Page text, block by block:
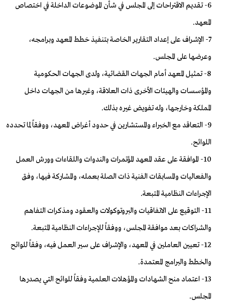
6- تقديم الاقتراحات إلى المجلس في شأن الموضوعات الداخلة في اختصاص
المعهد.
7- الإشراف على إعداد التقارير الخاصة بتنفيذ خطط المعهد وبرامجه،
وعرضها على المجلس.
8- تمثيل المعهد أمام الجهات القضائية، ولدى الجهات الحكومية
والمؤسسات والهيئات الأخرى ذات العلاقة، وغيرها من الجهات داخل
المملكة وخارجها، وله تفويض غيره بذلك.
9- التعاقد مع الخبراء والمستشارين في حدود أغراض المعهد، ووفقاً لما تحدده
اللوائح.
10- الموافقة على عقد المعهد المؤتمرات والندوات واللقاءات وورش العمل
والفعاليات والمسابقات الفنية ذات الصلة بعمله، والمشاركة فيها، وفق
الإجراءات النظامية المتبعة.
11- التوقيع على الاتفاقيات والبروتوكولات والعقود ومذكرات التفاهم
والشراكات بعد موافقة المجلس، ووفقاً للإجراءات النظامية المتبعة.
12- تعيين العاملين في المعهد، والإشراف على سير العمل فيه، وفقاً للوائح
والخطط والبرامج المعتمدة.
13- اعتماد منح الشهادات والمؤهلات العلمية وفقاً للوائح التي يصدرها
المجلس.